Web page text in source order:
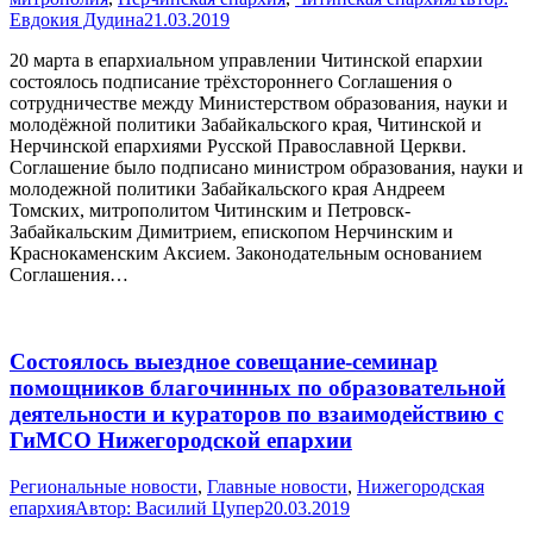
Евдокия Дудина21.03.2019
20 марта в епархиальном управлении Читинской епархии
состоялось подписание трёхстороннего Соглашения о
сотрудничестве между Министерством образования, науки и
молодёжной политики Забайкальского края, Читинской и
Нерчинской епархиями Русской Православной Церкви.
Соглашение было подписано министром образования, науки и
молодежной политики Забайкальского края Андреем
Томских, митрополитом Читинским и Петровск-
Забайкальским Димитрием, епископом Нерчинским и
Краснокаменским Аксием. Законодательным основанием
Соглашения…
Состоялось выездное совещание-семинар
помощников благочинных по образовательной
деятельности и кураторов по взаимодействию с
ГиМСО Нижегородской епархии
Pегиональные новости, Главные новости, Нижегородская
епархияАвтор: Василий Цупер20.03.2019